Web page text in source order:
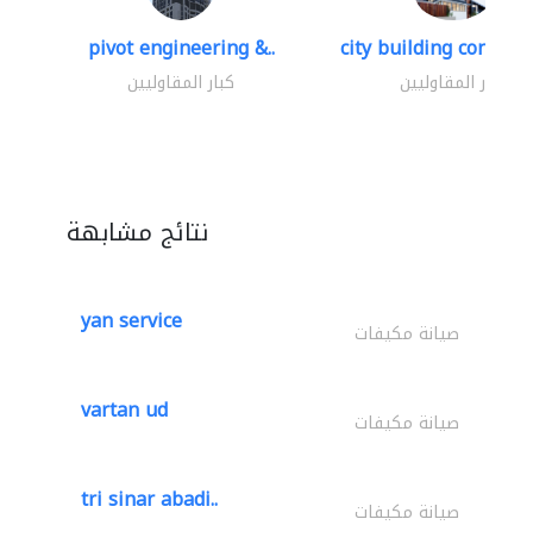
pivot engineering &..
كبار المقاوليين
city building
كبار المقاوليين
نتائج مشابهة
yan service صيانة مكيفات
vartan ud صيانة مكيفات
tri sinar abadi.. صيانة مكيفات